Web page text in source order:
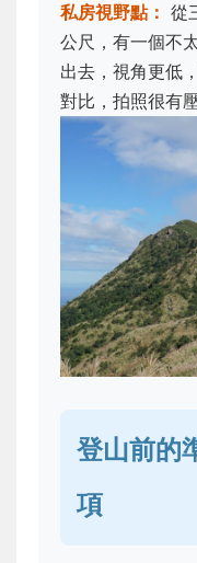
私房視野點： 從
公尺，有一個不
出去，視角更低
對比，拍照很有壓
登山前的
項